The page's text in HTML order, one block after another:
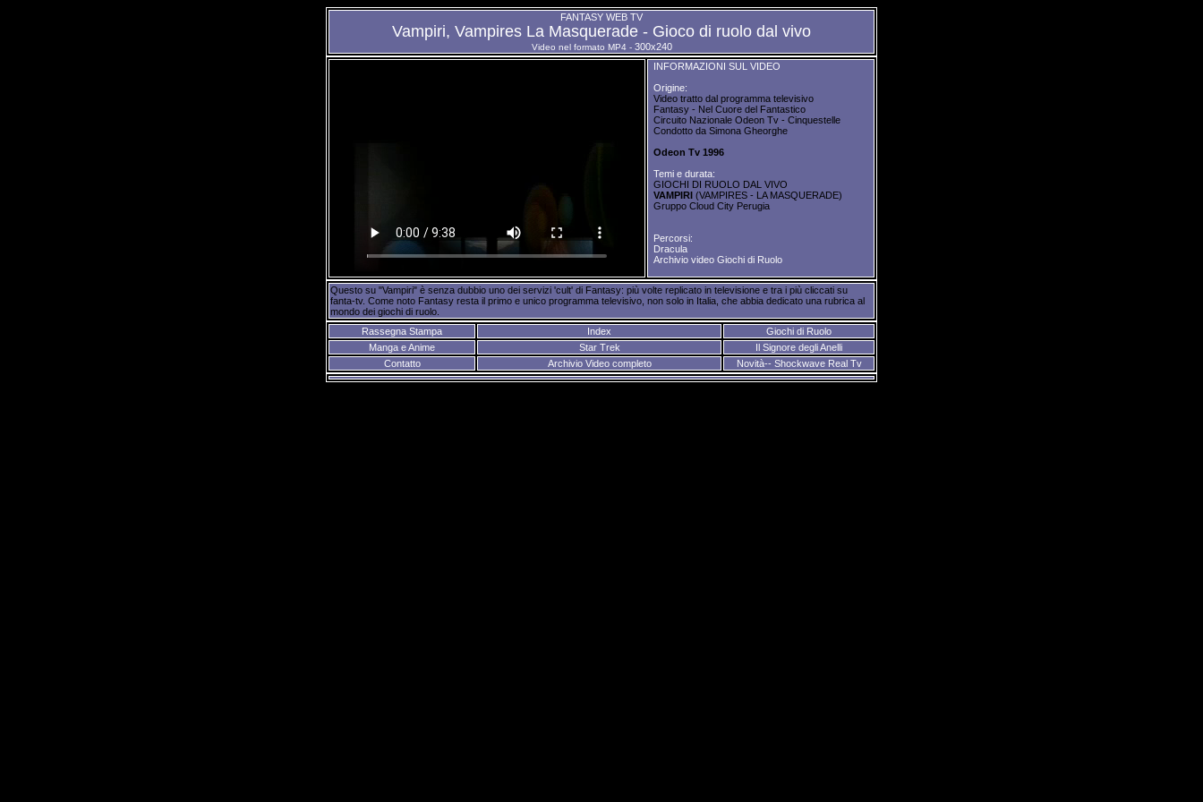
FANTASY WEB TV
Vampiri, Vampires La Masquerade - Gioco di ruolo dal vivo
Video nel formato MP4 - 300x240
INFORMAZIONI SUL VIDEO
Origine:
Video tratto dal programma televisivo
Fantasy - Nel Cuore del Fantastico
Circuito Nazionale Odeon Tv - Cinquestelle
Condotto da Simona Gheorghe
Odeon Tv 1996
Temi e durata:
GIOCHI DI RUOLO DAL VIVO
VAMPIRI (VAMPIRES - LA MASQUERADE)
Gruppo Cloud City Perugia
Percorsi:
Dracula
Archivio video Giochi di Ruolo
Questo su "Vampiri" è senza dubbio uno dei servizi 'cult' di Fantasy: più volte replicato in televisione e tra i più cliccati su
fanta-tv. Come noto Fantasy resta il primo e unico programma televisivo, non solo in Italia, che abbia dedicato una rubrica al
mondo dei giochi di ruolo.
Rassegna Stampa
Index
Giochi di Ruolo
Manga e Anime
Star Trek
Il Signore degli Anelli
Contatto
Archivio Video completo Novità-- Shockwave Real Tv